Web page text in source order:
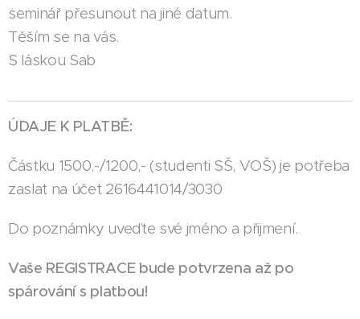
seminář přesunout na jiné datum.
Těším se na vás.
S láskou Sab
ÚDAJE K PLATBĚ:
Částku 1500,-/1200,- (studenti SŠ, VOŠ) je potřeba
zaslat na účet 2616441014/3030
Do poznámky uveďte své jméno a přijmení.
Vaše REGISTRACE bude potvrzena až po
spárování s platbou!